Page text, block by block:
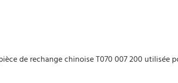
de rechange chinoise T070 007 200 utilisée